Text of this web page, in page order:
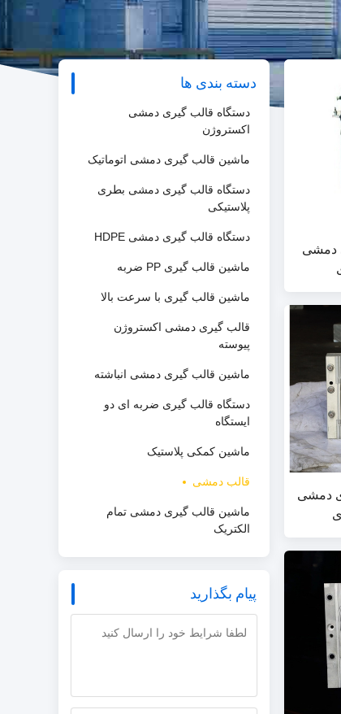
دسته بندی ها
دستگاه قالب گیری دمشی
اکستروژن
ماشین قالب گیری دمشی اتوماتیک
دستگاه قالب گیری دمشی بطری
پلاستیکی
دستگاه قالب گیری دمشی HDPE
ماشین قالب گیری PP ضربه
ماشین قالب گیری با سرعت بالا
قالب گیری دمشی اکستروژن
پیوسته
ماشین قالب گیری دمشی انباشته
دستگاه قالب گیری ضربه ای دو
ایستگاه
ماشین کمکی پلاستیک
قالب دمشی
ماشین قالب گیری دمشی تمام
الکتریک
پیام بگذارید
25 لیتری دمشی
دمشی